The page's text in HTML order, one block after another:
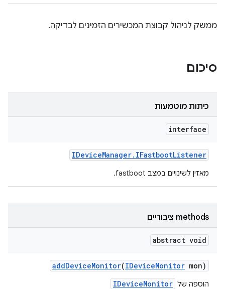
ממשק לניהול קבוצת המכשירים הזמינים לבדיקה.
סיכום
כיתות מוטמעות
interface
IDeviceManager. IFastbootListener
מאזין לשינויים במצב fastboot.
‫methods ציבוריים
abstract void
addDeviceMonitor(IDeviceMonitor mon)
הוספה של IDeviceMonitor